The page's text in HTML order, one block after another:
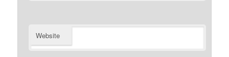
Website